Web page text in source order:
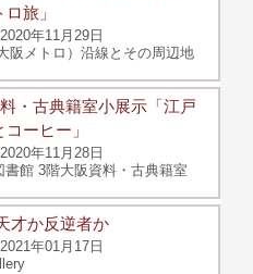
旅」
年11月29日
阪メトロ）沿線とその周辺地
・古典籍室小展示「江戸
ーヒー」
年11月28日
書館 3階大阪資料・古典籍室
才か反逆者か
年01月17日